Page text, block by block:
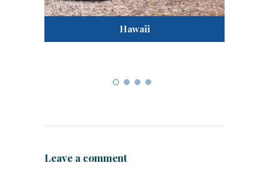
Hawaii
Leave a comment